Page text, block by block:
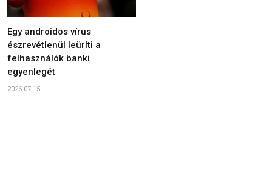
Egy androidos vírus
észrevétlenül leüríti a
felhasználók banki
egyenlegét
2026-07-15